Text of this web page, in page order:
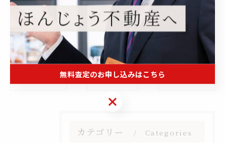
--
スタッフブログ
一覧に戻る
カテゴリー Categories
無料査定のお申し込みはこちら
無料査定のお申し込みはこちら